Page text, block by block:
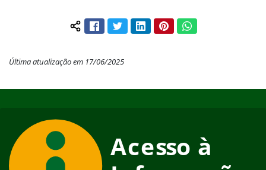
Compartilhar conteúdo:
FacebookTwitterLinkedInPinterestWhatsApp
Última atualização em 17/06/2025